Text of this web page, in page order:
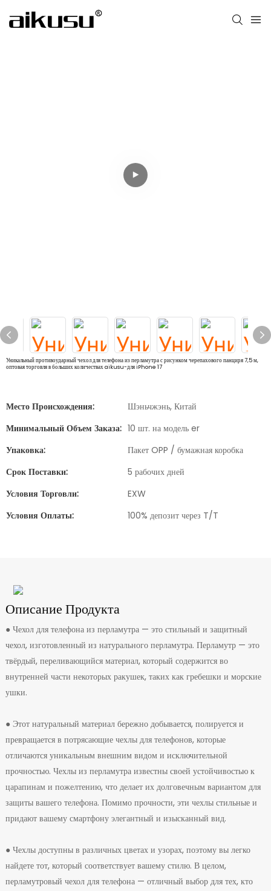
Уникальный противоударный чехол для телефона из перламутра с рисунком черепахового панциря 7,5 м,
оптовая торговля в больших количествах aikusu-для iPhone 17
Место Происхождения:
Шэньчжэнь, Китай
Минимальный Объем Заказа: 10 шт. на модель er
Упаковка:
Пакет OPP / бумажная коробка
Срок Поставки:
5 рабочих дней
Условия Торговли:
EXW
Условия Оплаты:
100% депозит через T/T
Описание Продукта
● Чехол для телефона из перламутра — это стильный и защитный
чехол, изготовленный из натурального перламутра. Перламутр — это
твёрдый, переливающийся материал, который содержится во
внутренней части некоторых ракушек, таких как гребешки и морские
ушки.
● Этот натуральный материал бережно добывается, полируется и
превращается в потрясающие чехлы для телефонов, которые
отличаются уникальным внешним видом и исключительной
прочностью. Чехлы из перламутра известны своей устойчивостью к
царапинам и пожелтению, что делает их долговечным вариантом для
защиты вашего телефона. Помимо прочности, эти чехлы стильные и
придают вашему смартфону элегантный и изысканный вид.
● Чехлы доступны в различных цветах и ​​узорах, поэтому вы легко
найдете тот, который соответствует вашему стилю. В целом,
перламутровый чехол для телефона — отличный выбор для тех, кто